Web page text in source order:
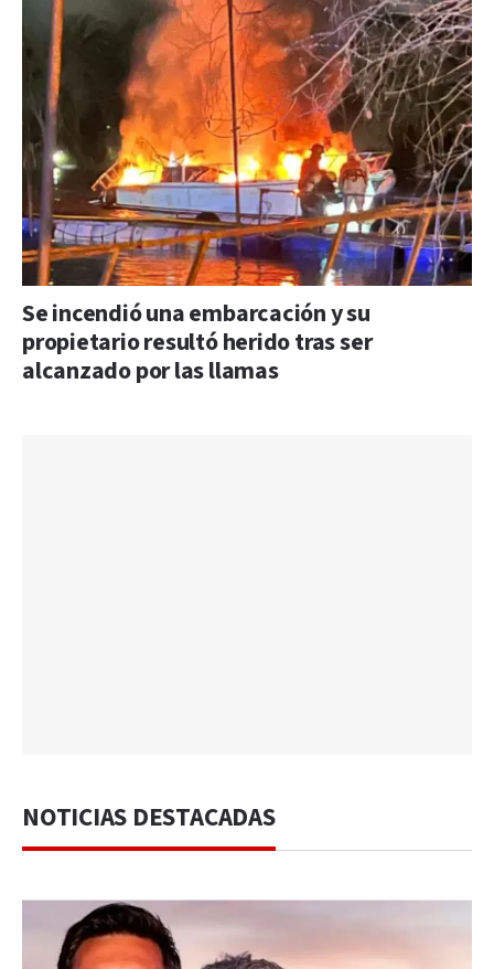
Se incendió una embarcación y su
propietario resultó herido tras ser
alcanzado por las llamas
NOTICIAS DESTACADAS